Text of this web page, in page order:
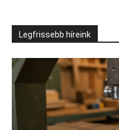
Legfrissebb híreink